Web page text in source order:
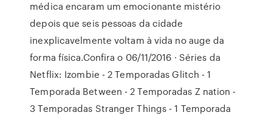
médica encaram um emocionante mistério
depois que seis pessoas da cidade
inexplicavelmente voltam à vida no auge da
forma física.Confira o 06/11/2016 · Séries da
Netflix: Izombie - 2 Temporadas Glitch - 1
Temporada Between - 2 Temporadas Z nation -
3 Temporadas Stranger Things - 1 Temporada